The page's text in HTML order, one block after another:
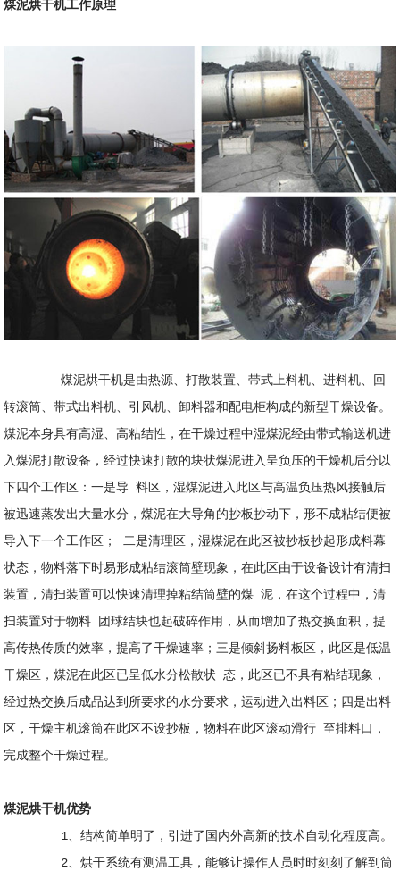
煤泥烘干机工作原理
煤泥烘干机是由热源、打散装置、带式上料机、进料机、回
转滚筒、带式出料机、引风机、卸料器和配电柜构成的新型干燥设备。
煤泥本身具有高湿、高粘结性，在干燥过程中湿煤泥经由带式输送机进
入煤泥打散设备，经过快速打散的块状煤泥进入呈负压的干燥机后分以
下四个工作区：一是导 料区，湿煤泥进入此区与高温负压热风接触后
被迅速蒸发出大量水分，煤泥在大导角的抄板抄动下，形不成粘结便被
导入下一个工作区； 二是清理区，湿煤泥在此区被抄板抄起形成料幕
状态，物料落下时易形成粘结滚筒壁现象，在此区由于设备设计有清扫
装置，清扫装置可以快速清理掉粘结筒壁的煤 泥，在这个过程中，清
扫装置对于物料 团球结块也起破碎作用，从而增加了热交换面积，提
高传热传质的效率，提高了干燥速率；三是倾斜扬料板区，此区是低温
干燥区，煤泥在此区已呈低水分松散状 态，此区已不具有粘结现象，
经过热交换后成品达到所要求的水分要求，运动进入出料区；四是出料
区，干燥主机滚筒在此区不设抄板，物料在此区滚动滑行 至排料口，
完成整个干燥过程。
煤泥烘干机优势
1、结构简单明了，引进了国内外高新的技术自动化程度高。
2、烘干系统有测温工具，能够让操作人员时时刻刻了解到筒